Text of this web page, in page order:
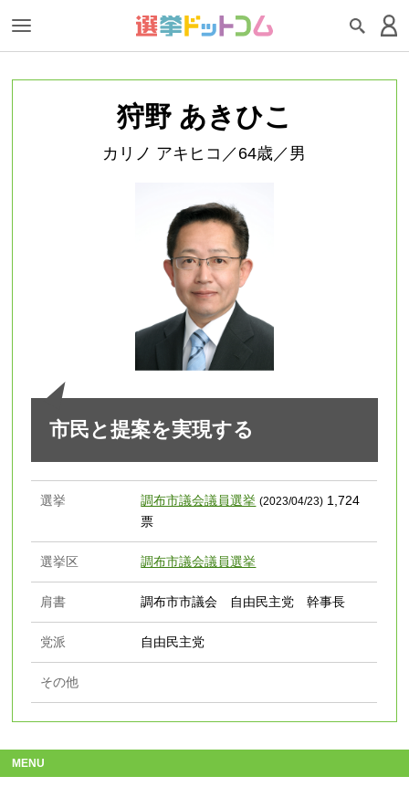
狩野 あきひこ
カリノ アキヒコ／64歳／男
市民と提案を実現する
選挙 調布市議会議員選挙 (2023/04/23) 1,724
票
選挙区 調布市議会議員選挙
肩書 調布市市議会 自由民主党 幹事長
党派 自由民主党
その他
MENU